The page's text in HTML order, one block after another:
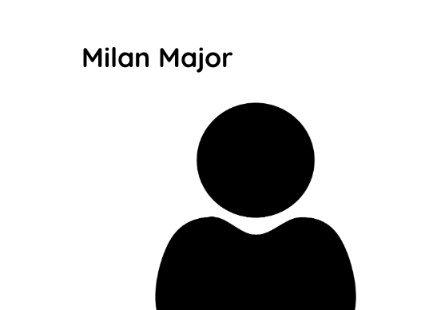
Milan Major